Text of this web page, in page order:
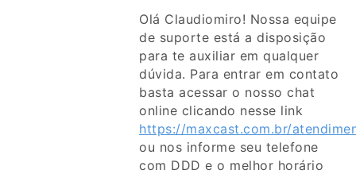
Olá Claudiomiro! Nossa equipe
de suporte está a disposição
para te auxiliar em qualquer
dúvida. Para entrar em contato
basta acessar o nosso chat
online clicando nesse link
https://maxcast.com.br/
ou nos informe seu telefone
com DDD e o melhor horário